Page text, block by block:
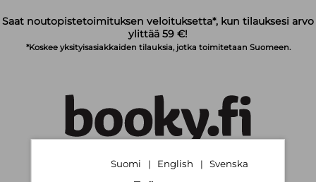
Saat noutopistetoimituksen veloituksetta*, kun tilauksesi arvo
ylittää 59 €!
*Koskee yksityisasiakkaiden tilauksia, jotka toimitetaan Suomeen.
Suomi | English | Svenska
Suomi | English | Svenska